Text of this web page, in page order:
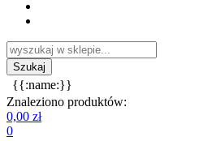
{{:name:}}
Znaleziono produktów:
0,00 zł
0